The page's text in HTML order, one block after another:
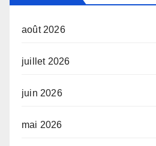
août 2026
juillet 2026
juin 2026
mai 2026